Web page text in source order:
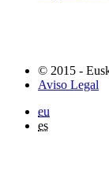
© 2015 -
Aviso Legal
eu
es